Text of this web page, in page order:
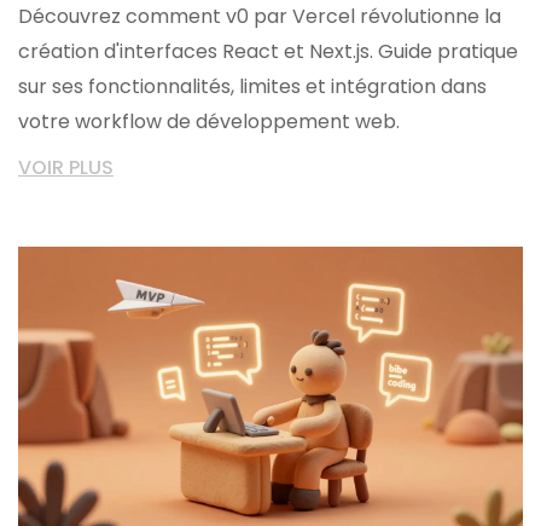
Découvrez comment v0 par Vercel révolutionne la
création d'interfaces React et Next.js. Guide pratique
sur ses fonctionnalités, limites et intégration dans
votre workflow de développement web.
VOIR PLUS